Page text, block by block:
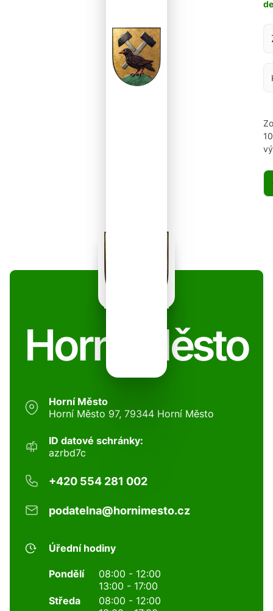
Horní Město
Horní Město
Horní Město 97, 79344 Horní Město
ID datové schránky:
azrbd7c
+420 554 281 002
podatelna@hornimesto.cz
Úřední hodiny
Pondělí
08:00 - 12:00
13:00 - 17:00
Středa
08:00 - 12:00